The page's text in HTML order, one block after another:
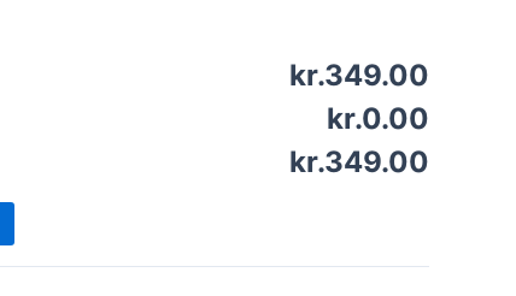
kr.349.00
kr.0.00
kr.349.00